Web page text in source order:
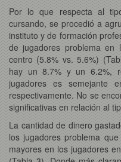
Por lo que respecta al
cursando, se procedió a
instituto y de formación
de jugadores problema en
centro (5.8% vs. 5.6%)
hay un 8.7% y un 6.2%,
jugadores es semejante
respectivamente. No se
significativas en relación al
La cantidad de dinero
los jugadores problema
mayores en los jugadores